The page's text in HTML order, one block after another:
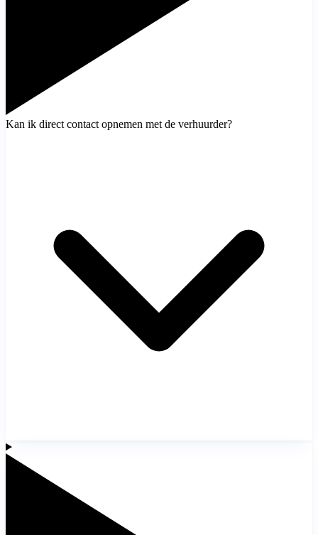
Kan ik direct contact opnemen met de verhuurder?